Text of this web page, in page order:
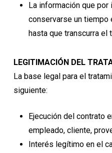
La información que
conservarse un
hasta que transcurra el
LEGITIMACIÓN DEL
La base legal para el
siguiente:
Ejecución del contrato
empleado, cliente,
Interés legítimo en el